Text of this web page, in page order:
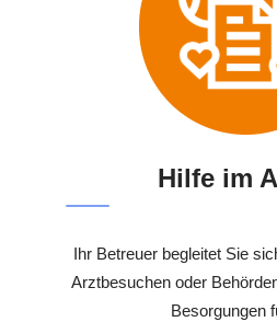
Hilfe im
Ihr Betreuer begleitet Sie
Arztbesuchen oder
Besorgungen